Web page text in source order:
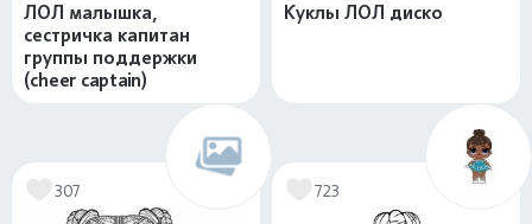
ЛОЛ малышка,
сестричка капитан
группы поддержки
(cheer captain)
Куклы ЛОЛ диско
307 723